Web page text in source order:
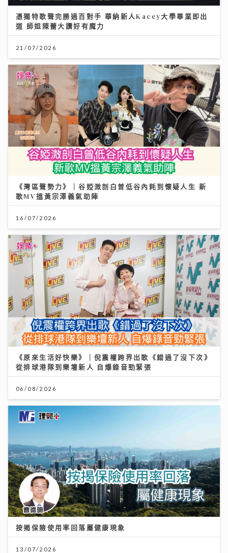
憑獨特歌聲完勝過百對手 華納新人Kacey大學畢業即出
道 師姐陳蕾大讚好有魔力
21/07/2026
《灣區聲勢力》｜谷婭溦剖白曾低谷內耗到懷疑人生 新
歌MV搵黃宗澤義氣助陣
16/07/2026
《原來生活好快樂》｜倪震權跨界出歌《錯過了沒下次》
從排球港隊到樂壇新人 自爆錄音勁緊張
06/08/2026
按揭保險使用率回落屬健康現象
13/07/2026